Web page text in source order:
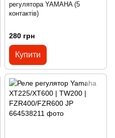
регулятора YAMAHA (5
контактів)
280 грн
Купити